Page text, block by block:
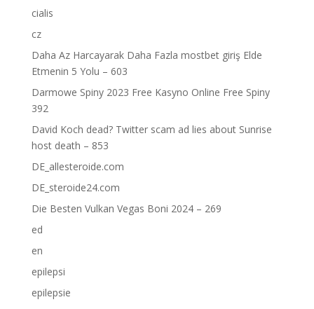
cialis
cz
Daha Az Harcayarak Daha Fazla mostbet giriş Elde
Etmenin 5 Yolu – 603
Darmowe Spiny 2023 Free Kasyno Online Free Spiny
392
David Koch dead? Twitter scam ad lies about Sunrise
host death – 853
DE_allesteroide.com
DE_steroide24.com
Die Besten Vulkan Vegas Boni 2024 – 269
ed
en
epilepsi
epilepsie